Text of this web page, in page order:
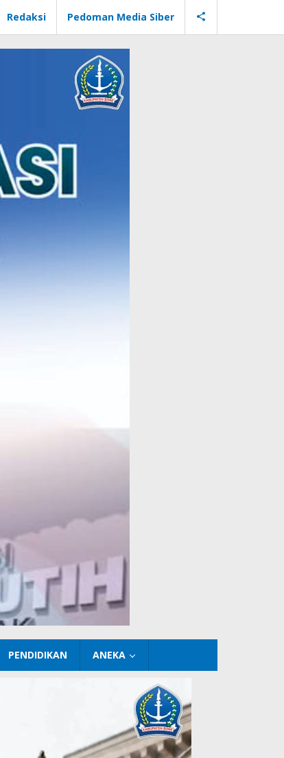
Redaksi Pedoman Media Siber
PENDIDIKAN ANEKA